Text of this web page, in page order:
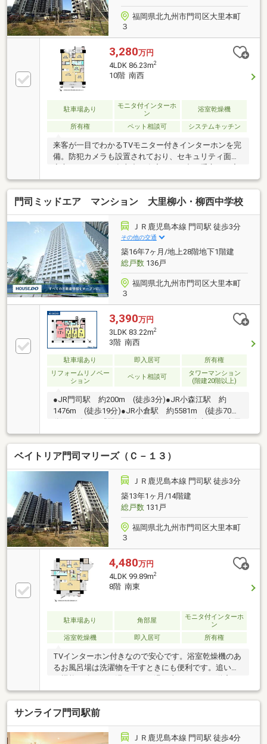
福岡県北九州市門司区大里本町
３
3,280万円
4LDK 86.23m2
10階 南西
駐車場あり
モニタ付インターホ
ン
浴室乾燥機
所有権 ペット相談可 システムキッチン
来客が一目でわかるTVモニター付きインターホンを完
備。防犯カメラも設置されており、セキュリティ面も
安心です。また、留守中や在宅ワーク中に重宝する宅
配ボックスがあり、時間を気にせず荷物を受け取れま
す。不動産のことでご不明な点等がございましたら、
株式会社福岡地所へお気軽にお問い合わせください。
経験豊富なスタッフが、お客様のお住まい探しを全力
でサポートいたします。
門司ミッドエア マンション 大里柳小・柳西中学校
ＪＲ鹿児島本線 門司駅 徒歩3分
その他の交通
築16年7ヶ月/地上28階地下1階建
総戸数136戸
福岡県北九州市門司区大里本町
３
3,390万円
3LDK 83.22m2
3階 南西
駐車場あり 即入居可
所有権
リフォームリノベー
ション
ペット相談可
タワーマンション
(階建20階以上)
●JR門司駅 約200m (徒歩3分)●JR小森江駅 約
1476m (徒歩19分)●JR小倉駅 約5581m (徒歩70
柳小学校 約1100m (徒歩14分)●柳西中学校 約
1100m (徒歩14分)●ファミリーマート JR門司駅店
約166m (徒歩3分)●ダイレックス 門司店 約249m
(徒歩4分)
ベイトリア門司マリーズ（Ｃ－１３）
ＪＲ鹿児島本線 門司駅 徒歩3分
築13年1ヶ月/14階建
総戸数131戸
福岡県北九州市門司区大里本町
３
4,480万円
4LDK 99.89m2
8階 南東
駐車場あり 角部屋
モニタ付インターホ
ン
浴室乾燥機
即入居可 所有権
TVインターホン付きなので安心です。浴室乾燥機のあ
るお風呂場は洗濯物を干すときにも便利です。追い焚
ことで何かご質問やご不明点がございましたら、株式
会社福岡地所へお気軽にお問合せください。
サンライフ門司駅前
ＪＲ鹿児島本線 門司駅 徒歩4分